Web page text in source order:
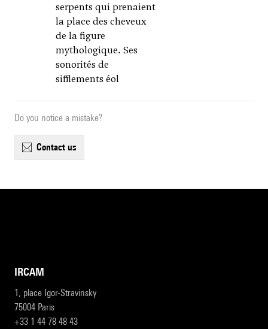
serpents qui prenaient
la place des cheveux
de la figure
mythologique. Ses
sonorités de
sifflements éol
Do you notice a mistake?
contact us
IRCAM
1, place Igor-Stravinsky
75004 Paris
+33 1 44 78 48 43